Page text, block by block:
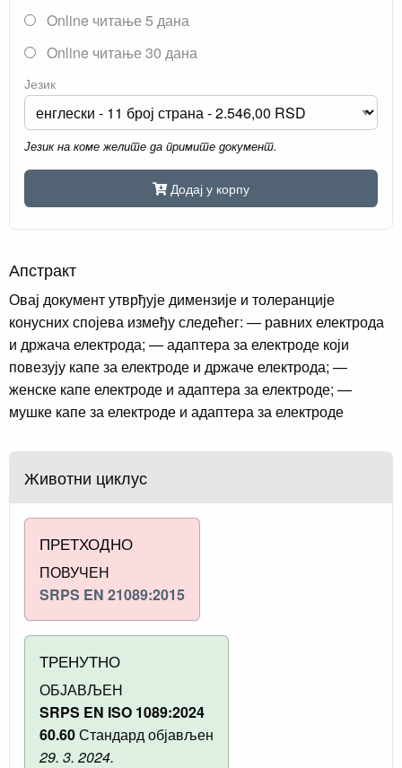
Online читање 5 дана
Online читање 30 дана
Језик
Језик на коме желите да примите документ.
Додај у корпу
Апстракт
Овај документ утврђује димензије и толеранције
конусних спојева између следећег: — равних електрода
и држача електрода; — адаптера за електроде који
повезују капе за електроде и држаче електрода; —
женске капе електроде и адаптерa за електроде; —
мушке капе за електроде и адаптера за електроде
Животни циклус
ПРЕТХОДНО
ПОВУЧЕН
SRPS EN 21089:2015
ТРЕНУТНО
ОБЈАВЉЕН
SRPS EN ISO 1089:2024
60.60Стандард објављен
29. 3. 2024.